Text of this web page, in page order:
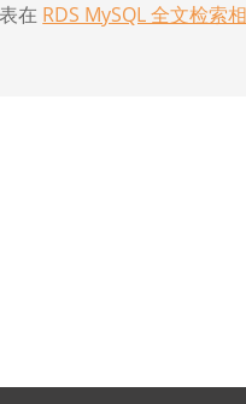
在 RDS MySQL 全文检索